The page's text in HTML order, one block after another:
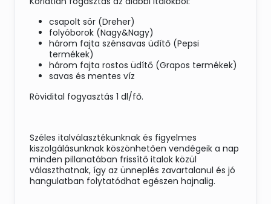
csapolt sör (Dreher)
folyóborok (Nagy&Nagy)
három fajta szénsavas üdítő (Pepsi
termékek)
három fajta rostos üdítő (Grapos termékek)
savas és mentes víz
Rövidital fogyasztás 1 dl/fő.
Széles italválasztékunknak és figyelmes
kiszolgálásunknak köszönhetően vendégeik a nap
minden pillanatában frissítő italok közül
választhatnak, így az ünneplés zavartalanul és jó
hangulatban folytatódhat egészen hajnalig.